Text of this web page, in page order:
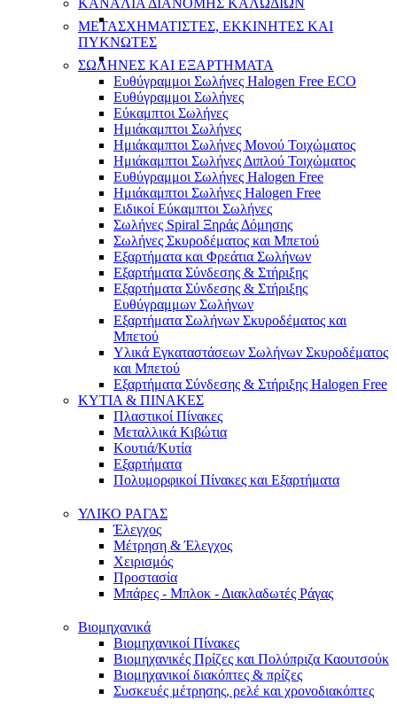
ΚΑΝΑΛΙΑ ΔΙΑΝΟΜΗΣ ΚΑΛΩΔΙΩΝ
ΜΕΤΑΣΧΗΜΑΤΙΣΤΕΣ, ΕΚΚΙΝΗΤΕΣ ΚΑΙ
ΠΥΚΝΩΤΕΣ
ΣΩΛΗΝΕΣ ΚΑΙ ΕΞΑΡΤΗΜΑΤΑ
Ευθύγραμμοι Σωλήνες Halogen Free ECO
Ευθύγραμμοι Σωλήνες
Εύκαμπτοι Σωλήνες
Ημιάκαμπτοι Σωλήνες
Ημιάκαμπτοι Σωλήνες Μονού Τοιχώματος
Ημιάκαμπτοι Σωλήνες Διπλού Τοιχώματος
Ευθύγραμμοι Σωλήνες Halogen Free
Ημιάκαμπτοι Σωλήνες Halogen Free
Ειδικοί Εύκαμπτοι Σωλήνες
Σωλήνες Spiral Ξηράς Δόμησης
Σωλήνες Σκυροδέματος και Μπετού
Εξαρτήματα και Φρεάτια Σωλήνων
Εξαρτήματα Σύνδεσης & Στήριξης
Εξαρτήματα Σύνδεσης & Στήριξης
Ευθύγραμμων Σωλήνων
Εξαρτήματα Σωλήνων Σκυροδέματος και
Μπετού
Υλικά Εγκαταστάσεων Σωλήνων Σκυροδέματος
και Μπετού
Εξαρτήματα Σύνδεσης & Στήριξης Halogen Free
ΚΥΤΙΑ & ΠΙΝΑΚΕΣ
Πλαστικοί Πίνακες
Μεταλλικά Κιβώτια
Κουτιά/Κυτία
Εξαρτήματα
Πολυμορφικοί Πίνακες και Εξαρτήματα
ΥΛΙΚΟ ΡΑΓΑΣ
Έλεγχος
Μέτρηση & Έλεγχος
Χειρισμός
Προστασία
Μπάρες - Μπλοκ - Διακλαδωτές Ράγας
Βιομηχανικά
Βιομηχανικοί Πίνακες
Βιομηχανικές Πρίζες και Πολύπριζα Καουτσούκ
Βιομηχανικοί διακόπτες & πρίζες
Συσκευές μέτρησης, ρελέ και χρονοδιακόπτες